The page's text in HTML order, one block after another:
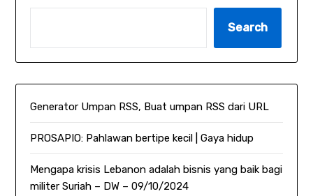
Search
Generator Umpan RSS, Buat umpan RSS dari URL
PROSAPIO: Pahlawan bertipe kecil | Gaya hidup
Mengapa krisis Lebanon adalah bisnis yang baik bagi
militer Suriah – DW – 09/10/2024